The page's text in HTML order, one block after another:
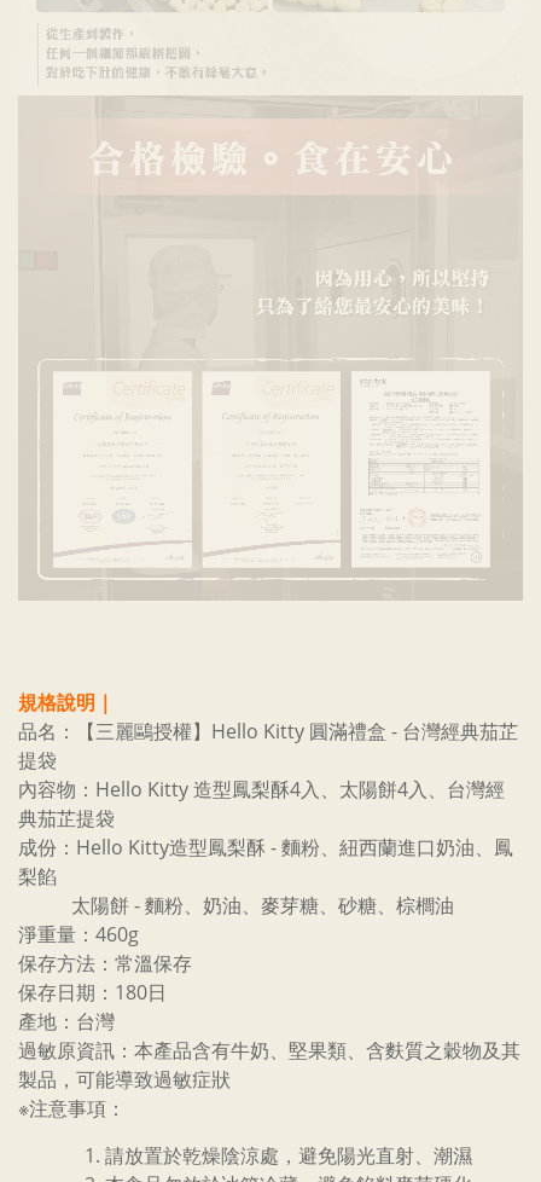
規格說明｜
品名：【三麗鷗授權】Hello Kitty 圓滿禮盒 - 台灣經典茄芷
提袋
內容物：Hello Kitty 造型鳳梨酥4入、太陽餅4入、台灣經
典茄芷提袋
成份：Hello Kitty造型鳳梨酥 - 麵粉、紐西蘭進口奶油、鳳
梨餡
太陽餅 - 麵粉、奶油、麥芽糖、砂糖、棕櫚油
淨重量：460g
保存方法：常溫保存
保存日期：180日
產地：台灣
過敏原資訊：本產品含有牛奶、堅果類、含麩質之穀物及其
製品，可能導致過敏症狀
※注意事項：
請放置於乾燥陰涼處，避免陽光直射、潮濕